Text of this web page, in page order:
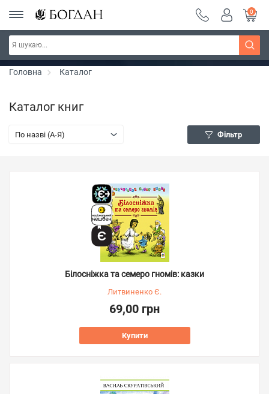
РОЗПРОДАЖ ~ 150 грн ~ 200 грн ~ 250 грн ~
300 грн ~ РОЗПРОДАЖ
Дізнатись більше
0
Головна Каталог
Каталог книг
По назві (A-Я) Фільтр
Білосніжка та семеро гномів: казки
Литвиненко Є.
69,00 грн
Купити